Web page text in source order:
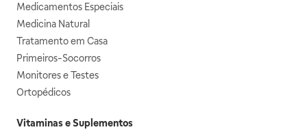
Medicamentos Especiais
Medicina Natural
Tratamento em Casa
Primeiros-Socorros
Monitores e Testes
Ortopédicos
Vitaminas e Suplementos